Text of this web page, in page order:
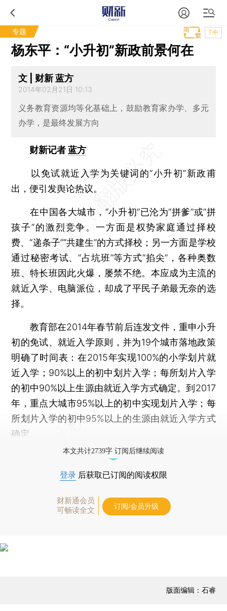
专题 T中
杨东平：“小升初”新政前景何在
文 | 财新 蓝方
2014年02月21日 10:13
义务教育资源均等化基础上，鼓励教育家办学、多元
办学，是最终发展方向
财新记者蓝方
以免试就近入学为关键词的“小升初”新政甫
出，便引发舆论热议。
在中国各大城市，“小升初”已沦为“拼爹”或“拼
孩子”的激烈竞争。一方面是权势家庭通过择校
费、“递条子”“共建生”的方式择校；另一方面是学校
通过秘密考试、“占坑班”等方式“掐尖”，各种奥数
班、特长班因此火爆，屡禁不绝。本应成为主流的
就近入学、电脑派位，却成了平民子弟最无奈的选
择。
教育部在2014年春节前后连发文件，重申小升
初的免试、就近入学原则，并为19个城市落地政策
明确了时间表：在2015年实现100%的小学划片就
近入学；90%以上的初中划片入学；每所划片入学
的初中90%以上生源由就近入学方式确定。到2017
年，重点大城市95%以上的初中实现划片入学；每
所划片入学的初中95%以上的生源由就近入学方式
确定。
本文共计2739字 订阅后继续阅读
登录 后获取已订阅的阅读权限
财新通会员
可畅读全文
订阅/会员升级
版面编辑：石睿